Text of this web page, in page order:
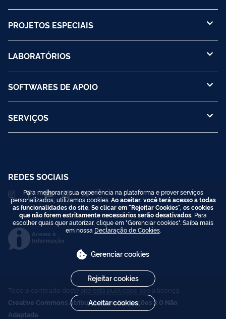
PROJETOS ESPECIAIS
LABORATÓRIOS
SOFTWARES DE APOIO
SERVIÇOS
REDES SOCIAIS
Acesso à
Informação
Todo o conteúdo deste site está publicado sob a licença
Creative Commons Atribuição-SemDerivações 3.0 Não
Adaptada
Para melhorar a sua experiência na plataforma e prover serviços
personalizados, utilizamos cookies. Ao aceitar, você terá acesso a todas
as funcionalidades do site. Se clicar em "Rejeitar Cookies", os cookies
que não forem estritamente necessários serão desativados. Para
escolher quais quer autorizar, clique em "Gerenciar cookies". Saiba mais
em nossa Declaração de Cookies.
Gerenciar cookies
Rejeitar cookies
Aceitar cookies